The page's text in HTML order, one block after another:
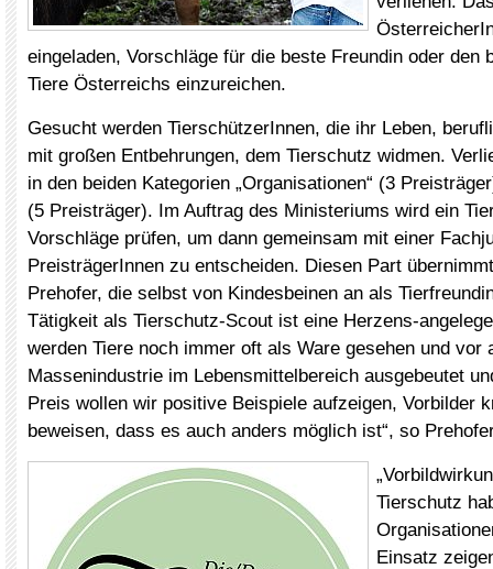
eingeladen, Vorschläge für die beste Freundin oder den
Tiere Österreichs einzureichen.
Gesucht werden TierschützerInnen, die ihr Leben,
mit großen Entbehrungen, dem Tierschutz widmen.
in den beiden Kategorien „Organisationen“ (3
(5 Preisträger). Im Auftrag des Ministeriums wird ein
Vorschläge prüfen, um dann gemeinsam mit einer
PreisträgerInnen zu entscheiden. Diesen Part
Prehofer, die selbst von Kindesbeinen an als
Tätigkeit als Tierschutz-Scout ist eine Herzens-
werden Tiere noch immer oft als Ware gesehen und vor
Massenindustrie im Lebensmittelbereich ausgebeutet
Preis wollen wir positive Beispiele aufzeigen, Vorbilder
beweisen, dass es auch anders möglich ist“, so
Tierschutz
Einsatz